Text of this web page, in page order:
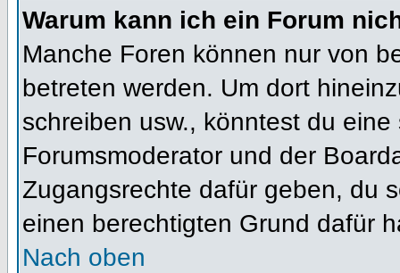
Warum kann ich ein Forum
Manche Foren können nur von
betreten werden. Um dort
schreiben usw., könntest du
Forumsmoderator und der
Zugangsrechte dafür geben, du
einen berechtigten Grund dafür
Nach oben